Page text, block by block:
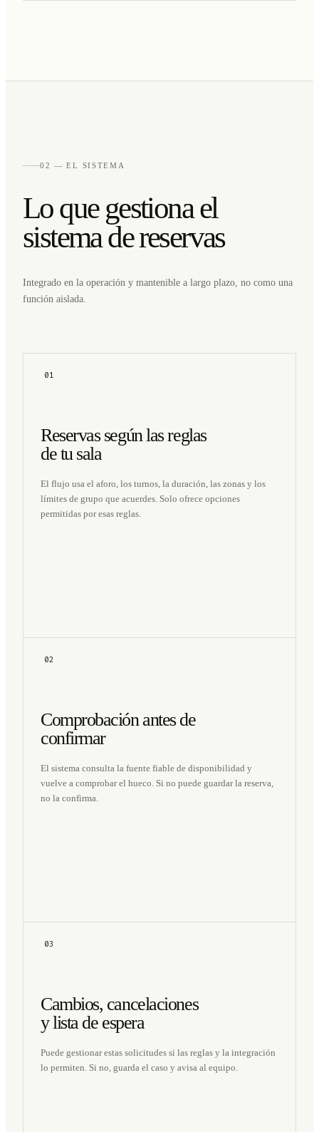
02 — EL SISTEMA
Lo que gestiona el
sistema de reservas
Integrado en la operación y mantenible a largo plazo, no como una
función aislada.
01
Reservas según las reglas
de tu sala
El flujo usa el aforo, los turnos, la duración, las zonas y los
límites de grupo que acuerdes. Solo ofrece opciones
permitidas por esas reglas.
02
Comprobación antes de
confirmar
El sistema consulta la fuente fiable de disponibilidad y
vuelve a comprobar el hueco. Si no puede guardar la reserva,
no la confirma.
03
Cambios, cancelaciones
y lista de espera
Puede gestionar estas solicitudes si las reglas y la integración
lo permiten. Si no, guarda el caso y avisa al equipo.